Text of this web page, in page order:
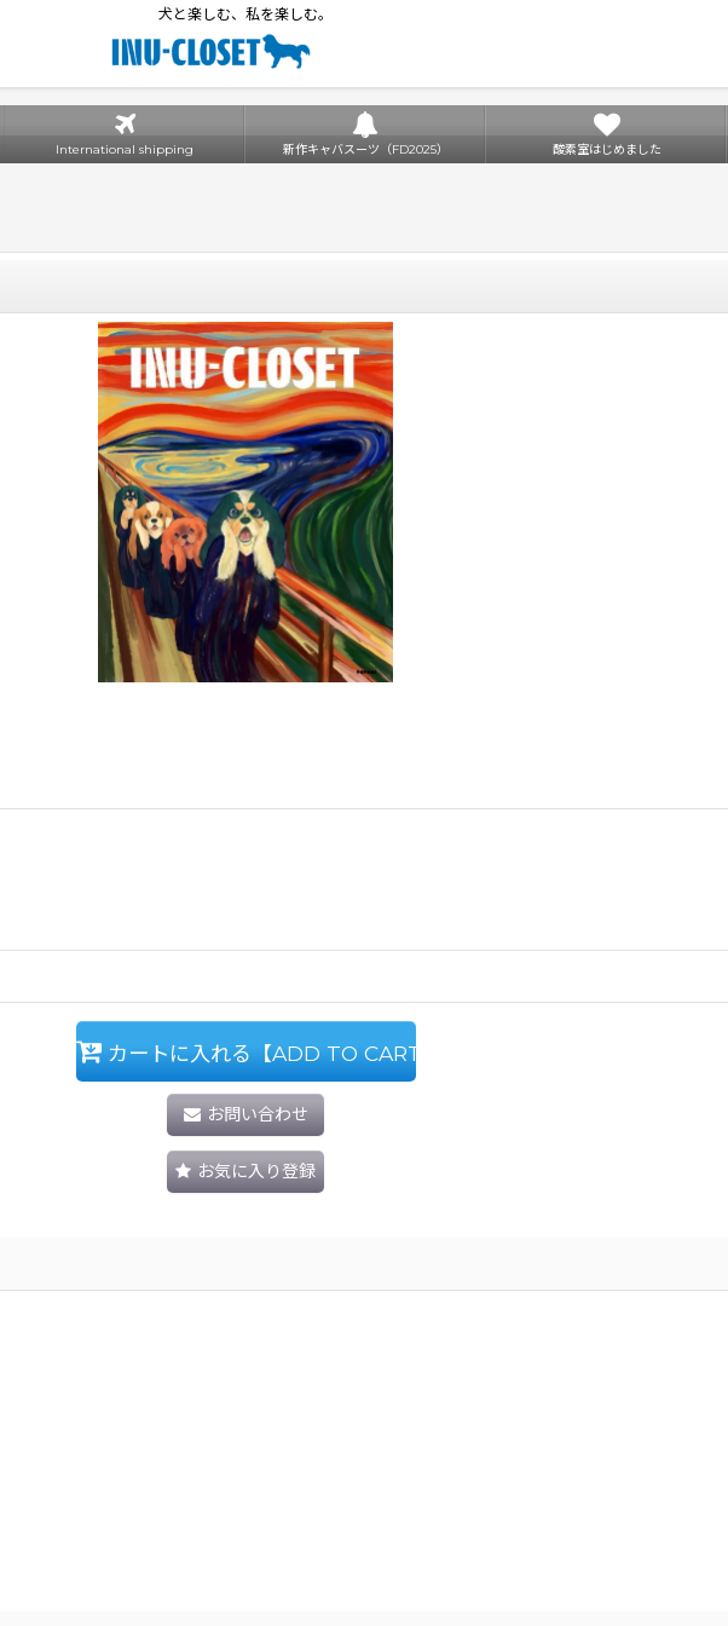
犬と楽しむ、私を楽しむ。
International shipping 新作キャバスーツ（FD2025） 酸素室はじめました
カートに入れる【ADD TO CART】
お問い合わせ
お気に入り登録